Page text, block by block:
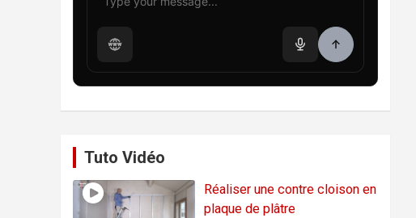
Tuto Vidéo
Réaliser une contre cloison en
plaque de plâtre